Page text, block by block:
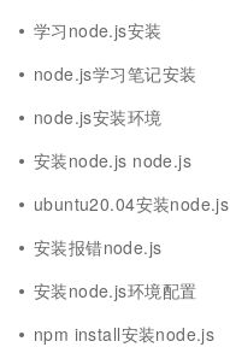
学习node.js安装
node.js学习笔记安装
node.js安装环境
安装node.js node.js
ubuntu20.04安装node.js
安装报错node.js
安装node.js环境配置
npm install安装node.js